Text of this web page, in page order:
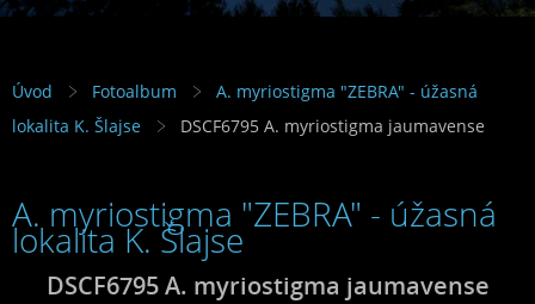
Úvod Fotoalbum
A. myriostigma "ZEBRA" - úžasná
lokalita K. Šlajse
DSCF6795 A. myriostigma jaumavense
A. myriostigma "ZEBRA" - úžasná
lokalita K. Šlajse
DSCF6795 A. myriostigma jaumavense